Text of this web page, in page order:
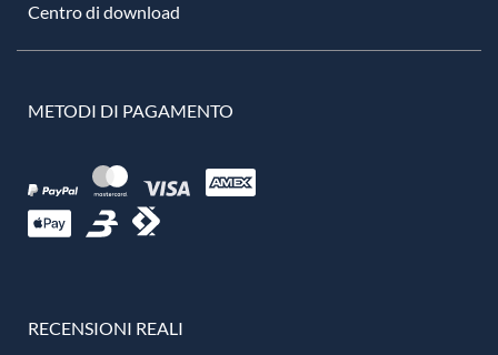
Centro di download
METODI DI PAGAMENTO
RECENSIONI REALI